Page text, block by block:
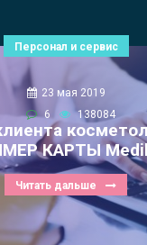
Персонал и сервис
23 мая 2019
6
138084
КАРТЫ
Читать дальше